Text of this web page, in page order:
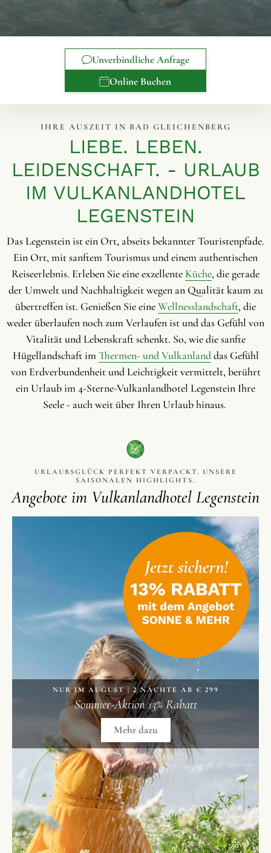
Unverbindliche Anfrage
Online Buchen
IHRE AUSZEIT IN BAD GLEICHENBERG
LIEBE. LEBEN.
LEIDENSCHAFT. - URLAUB
IM VULKANLANDHOTEL
LEGENSTEIN
Das Legenstein ist ein Ort, abseits bekannter Touristenpfade.
Ein Ort, mit sanftem Tourismus und einem authentischen
Reiseerlebnis. Erleben Sie eine exzellente Küche, die gerade
der Umwelt und Nachhaltigkeit wegen an Qualität kaum zu
übertreffen ist. Genießen Sie eineWellnesslandschaft, die
weder überlaufen noch zum Verlaufen ist und das Gefühl von
Vitalität und Lebenskraft schenkt. So, wie die sanfte
Hügellandschaft imThermen- und Vulkanlanddas Gefühl
von Erdverbundenheit und Leichtigkeit vermittelt, berührt
ein Urlaub im 4-Sterne-Vulkanlandhotel Legenstein Ihre
Seele - auch weit über Ihren Urlaub hinaus.
URLAUBSGLÜCK PERFEKT VERPACKT. UNSERE
SAISONALEN HIGHLIGHTS.
Angebote im Vulkanlandhotel Legenstein
NUR IM AUGUST | 2 NÄCHTE AB € 299
Sommer-Aktion 13% Rabatt
Mehr dazu